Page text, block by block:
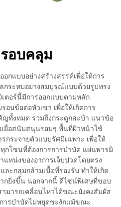
อบคลุม
กแบบอย่างสร้างสรรค์เพื่อให้การ
ระทบอย่างสมบูรณ์แบบด้วยรูปทรง
ตอร์นี้มีการออกแบบตามหลัก
บข้อต่อหัวเข่า เพื่อให้เกิดการ
ญทั้งหมด รวมถึงกระดูกสะบ้า แนวข้อ
ยื่อสนับสนุนรอบๆ พื้นที่ผิวหน้าใช้
กระจายตัวแบบรัศมีเฉพาะ เพื่อให้
กโซนที่ต้องการการบำบัด แผ่นพารมิ
หน่งของอาการเจ็บปวดโดยตรง
ละกลุ่มกล้ามเนื้อที่รองรับ ทำให้เกิด
กยิ่งขึ้น นอกจากนี้ ดีไซน์พิเศษที่ขอบ
มารถเคลื่อนไหวได้ขณะยังคงสัมผัส
ารบำบัดไม่หยุดชะงักแม้ขณะ